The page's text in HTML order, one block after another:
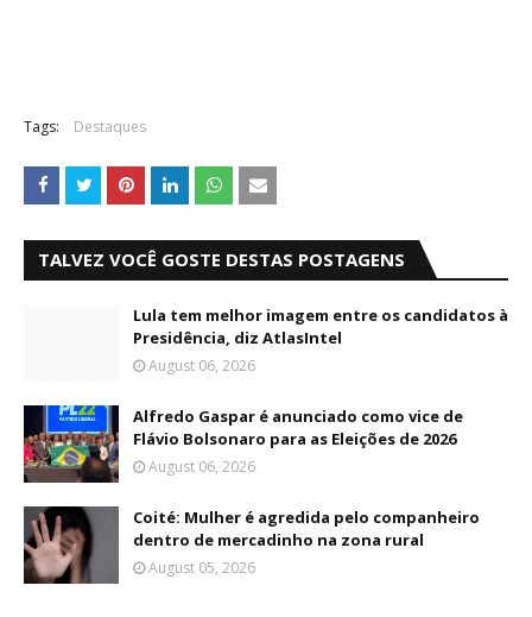
Tags: Destaques
TALVEZ VOCÊ GOSTE DESTAS POSTAGENS
Lula tem melhor imagem entre os candidatos à
Presidência, diz AtlasIntel
August 06, 2026
Alfredo Gaspar é anunciado como vice de
Flávio Bolsonaro para as Eleições de 2026
August 06, 2026
Coité: Mulher é agredida pelo companheiro
dentro de mercadinho na zona rural
August 05, 2026